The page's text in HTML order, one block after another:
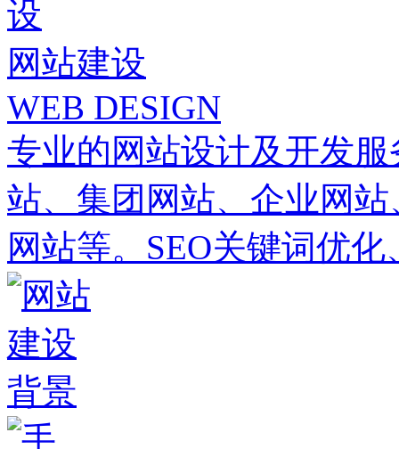
网站建设
WEB DESIGN
专业的网站设计及开发
站、集团网站、企业网
网站等。SEO关键词优